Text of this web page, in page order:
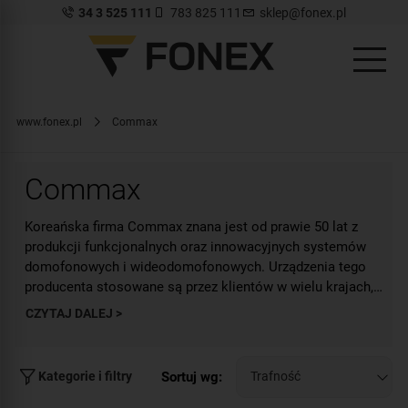
34 3 525 111 783 825 111 sklep@fonex.pl
www.fonex.pl Commax
Commax
Koreańska firma Commax znana jest od prawie 50 lat z
produkcji funkcjonalnych oraz innowacyjnych systemów
domofonowych i wideodomofonowych. Urządzenia tego
producenta stosowane są przez klientów w wielu krajach,
do zabezpieczania prywatnych posesji, ale także jako
hale magazynowe, sklepy. Commax oferuje szeroką gamę
rozwiązań, które znacząco wpływają na zwiększenie
System domofonowy Commax
dostępnych elementów można stworzyć system dla jednej
CZYTAJ DALEJ >
Kategorie i filtry Sortuj wg: